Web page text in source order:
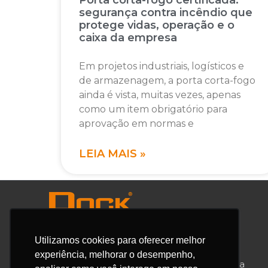
Utilizamos cookies para oferecer melhor
experiência, melhorar o desempenho,
segurança contra incêndio que
protege vidas, operação e o
caixa da empresa
Em projetos industriais, logísticos e
de armazenagem, a porta corta-fogo
ainda é vista, muitas vezes, apenas
como um item obrigatório para
aprovação em normas e
LEIA MAIS »
Av. Fernando Stecca, 635 – Bairro Iporanga